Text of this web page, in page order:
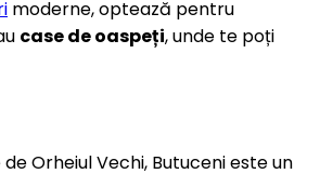
moderne, optează pentru
case de oaspeți, unde te poți
Orheiul Vechi, Butuceni este un